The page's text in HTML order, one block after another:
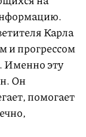
Карла
и прогрессом
Именно эту
Он
помогает